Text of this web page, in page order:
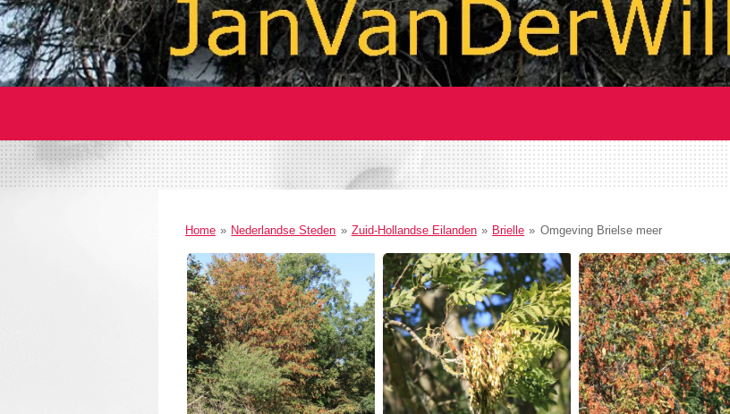
Home » Nederlandse Steden » Zuid-Hollandse Eilanden » Brielle » Omgeving Brielse meer